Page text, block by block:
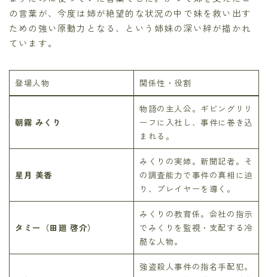
の言葉が、今度は姉が絶望的な状況の中で妹を救い出す
ための強い原動力となる、という姉妹の深い絆が描かれ
ています。
登場人物 関係性・役割
朝霧 みくり
物語の主人公。ギビングリリ
ーフに入社し、事件に巻き込
まれる。
星月 美香
みくりの実姉。新聞記者。そ
の調査能力で事件の真相に迫
り、プレイヤーを導く。
タミー（田廻 啓介）
みくりの教育係。会社の指示
でみくりを監視・支配する冷
酷な人物。
強盗殺人事件の指名手配犯。